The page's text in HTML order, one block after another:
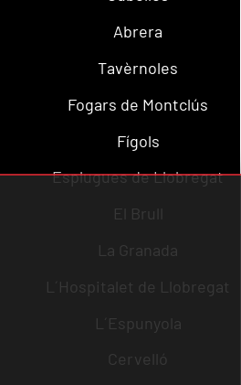
Abrera
Tavèrnoles
Fogars de Montclús
Fígols
Esplugues de Llobregat
El Brull
La Granada
L´Hospitalet de Llobregat
L´Espunyola
Cervelló